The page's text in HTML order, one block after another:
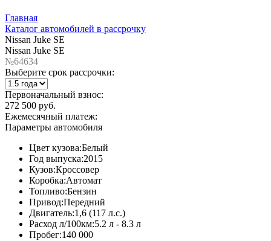
Главная
Каталог автомобилей в рассрочку
Nissan Juke SE
Nissan Juke SE
№64634
Выберите срок рассрочки:
Первоначальный взнос:
272 500 руб.
Ежемесячный платеж:
Параметры автомобиля
Цвет кузова:Белый
Год выпуска:2015
Кузов:Кроссовер
Коробка:Автомат
Топливо:Бензин
Привод:Передний
Двигатель:1,6 (117 л.с.)
Расход л/100км:5.2 л - 8.3 л
Пробег:140 000